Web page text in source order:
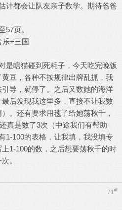
计都会让队友亲子数学。期待爸爸
57页。
乐+三国
是瞎猫碰到死耗子，今天吃完晚饭
豆，各种不按规律出牌乱抓，我
导，就停了。之后又数她的海洋
后发现我这里多，直接不让我数
。还有要求用毯子给她荡秋千，
真是数了3次（中途我们有帮助
1-100的表格，让我填，我没填专
1-100的数，之后想要荡秋千的时
。
71#